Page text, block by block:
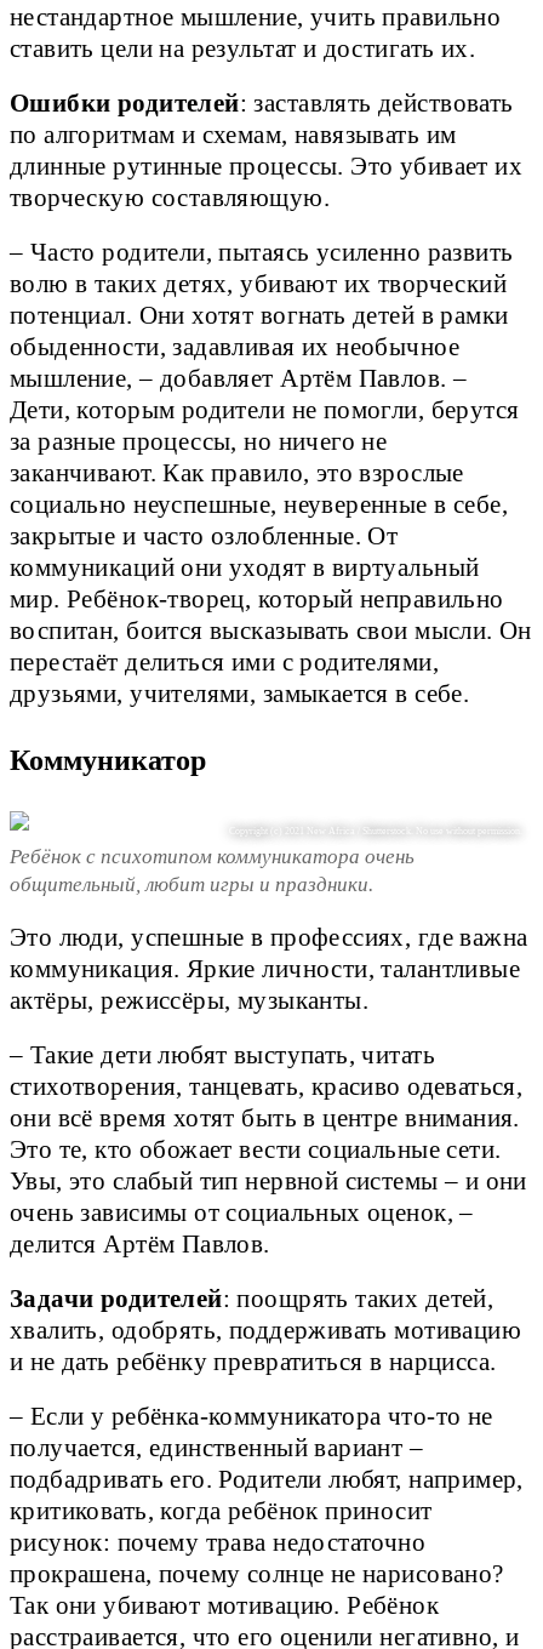
нестандартное мышление, учить правильно
ставить цели на результат и достигать их.
Ошибки родителей: заставлять действовать
по алгоритмам и схемам, навязывать им
длинные рутинные процессы. Это убивает их
творческую составляющую.
– Часто родители, пытаясь усиленно развить
волю в таких детях, убивают их творческий
потенциал. Они хотят вогнать детей в рамки
обыденности, задавливая их необычное
мышление, – добавляет Артём Павлов. –
Дети, которым родители не помогли, берутся
за разные процессы, но ничего не
заканчивают. Как правило, это взрослые
социально неуспешные, неуверенные в себе,
закрытые и часто озлобленные. От
коммуникаций они уходят в виртуальный
мир. Ребёнок-творец, который неправильно
воспитан, боится высказывать свои мысли. Он
перестаёт делиться ими с родителями,
друзьями, учителями, замыкается в себе.
Коммуникатор
Copyright (c) 2021 New Africa / Shutterstock. No use without permission.
Ребёнок с психотипом коммуникатора очень
общительный, любит игры и праздники.
Это люди, успешные в профессиях, где важна
коммуникация. Яркие личности, талантливые
актёры, режиссёры, музыканты.
– Такие дети любят выступать, читать
стихотворения, танцевать, красиво одеваться,
они всё время хотят быть в центре внимания.
Это те, кто обожает вести социальные сети.
Увы, это слабый тип нервной системы – и они
очень зависимы от социальных оценок, –
делится Артём Павлов.
Задачи родителей: поощрять таких детей,
хвалить, одобрять, поддерживать мотивацию
и не дать ребёнку превратиться в нарцисса.
– Если у ребёнка-коммуникатора что-то не
получается, единственный вариант –
подбадривать его. Родители любят, например,
критиковать, когда ребёнок приносит
рисунок: почему трава недостаточно
прокрашена, почему солнце не нарисовано?
Так они убивают мотивацию. Ребёнок
расстраивается, что его оценили негативно, и